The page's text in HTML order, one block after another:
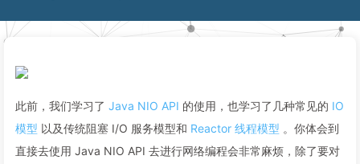
此前，我们学习了 Java NIO API 的使用，也学习了几种常见的 IO
模型 以及传统阻塞 I/O 服务模型和 Reactor 线程模型 。你体会到
直接去使用 Java NIO API 去进行网络编程会非常麻烦，除了要对